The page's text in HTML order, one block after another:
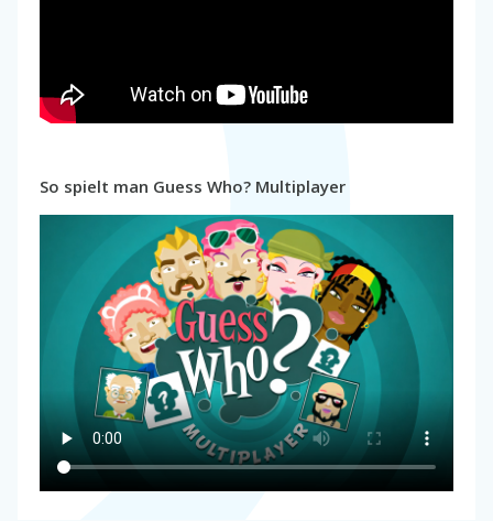
So spielt man Guess Who? Multiplayer